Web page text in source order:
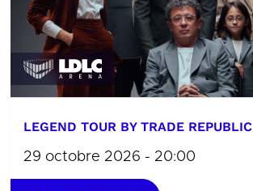
LEGEND TOUR BY TRADE REPUBLIC
29 octobre 2026 - 20:00